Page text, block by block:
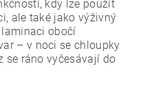
kdy lze použít
ale také jako výživný
obočí
– v noci se chloupky
se ráno vyčesávají do